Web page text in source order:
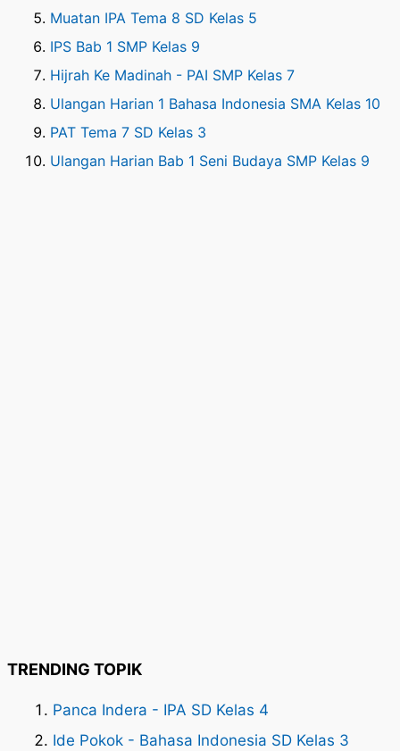
Muatan IPA Tema 8 SD Kelas 5
IPS Bab 1 SMP Kelas 9
Hijrah Ke Madinah - PAI SMP Kelas 7
Ulangan Harian 1 Bahasa Indonesia SMA Kelas 10
PAT Tema 7 SD Kelas 3
Ulangan Harian Bab 1 Seni Budaya SMP Kelas 9
TRENDING TOPIK
Panca Indera - IPA SD Kelas 4
Ide Pokok - Bahasa Indonesia SD Kelas 3